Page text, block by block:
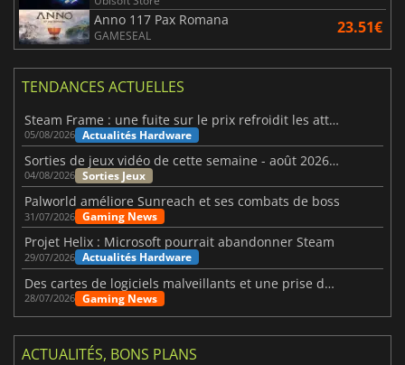
Anno 117 Pax Romana
GAMESEAL 23.51€
TENDANCES ACTUELLES
Steam Frame : une fuite sur le prix refroidit les attentes VR
05/08/2026 Actualités Hardware
Sorties de jeux vidéo de cette semaine - août 2026 (semaine 32)
04/08/2026 Sorties Jeux
Palworld améliore Sunreach et ses combats de boss
31/07/2026 Gaming News
Projet Helix : Microsoft pourrait abandonner Steam
29/07/2026 Actualités Hardware
Des cartes de logiciels malveillants et une prise de contrôle de Discord ont touché Meccha Chameleon
28/07/2026 Gaming News
ACTUALITÉS, BONS PLANS